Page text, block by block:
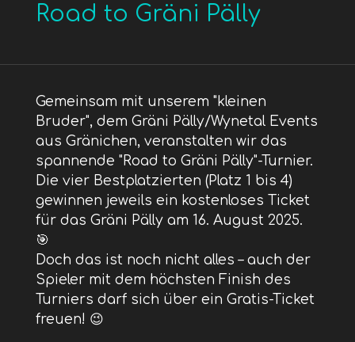
Road to Gräni Pälly
Gemeinsam mit unserem "kleinen
Bruder", dem Gräni Pälly/Wynetal Events
aus Gränichen, veranstalten wir das
spannende "Road to Gräni Pälly"-Turnier.
Die vier Bestplatzierten (Platz 1 bis 4)
gewinnen jeweils ein kostenloses Ticket
für das Gräni Pälly am 16. August 2025.
🎯
Doch das ist noch nicht alles – auch der
Spieler mit dem höchsten Finish des
Turniers darf sich über ein Gratis-Ticket
freuen! 😉